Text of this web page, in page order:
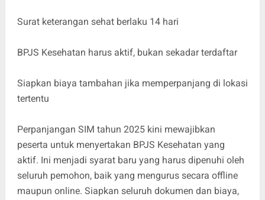
Surat keterangan sehat berlaku 14 hari
BPJS Kesehatan harus aktif, bukan sekadar terdaftar
Siapkan biaya tambahan jika memperpanjang di lokasi
tertentu
Perpanjangan SIM tahun 2025 kini mewajibkan
peserta untuk menyertakan BPJS Kesehatan yang
aktif. Ini menjadi syarat baru yang harus dipenuhi oleh
seluruh pemohon, baik yang mengurus secara offline
maupun online. Siapkan seluruh dokumen dan biaya,